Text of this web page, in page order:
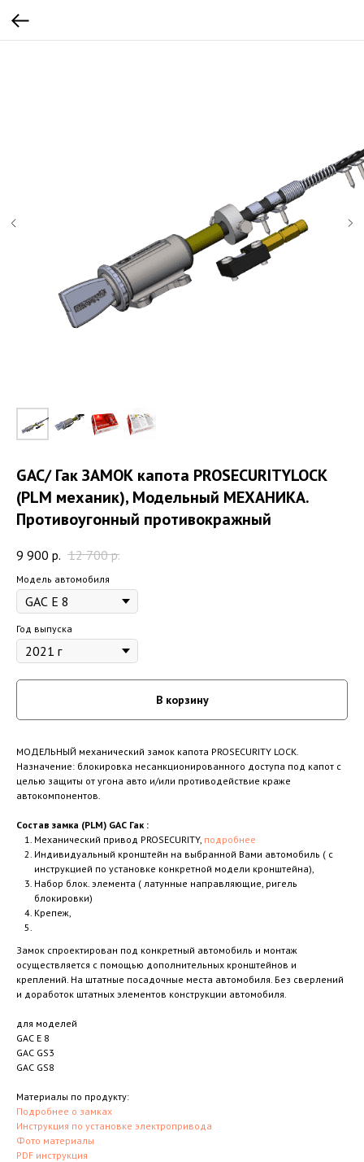
GAC/ Гак ЗАМОК капота PROSECURITYLOCK
(PLM механик), Модельный МЕХАНИКА.
Противоугонный противокражный
9 900 р. 12 700 р.
Модель автомобиля
Год выпуска
В корзину
МОДЕЛЬНЫЙ механический замок капота PROSECURITY LOCK.
Назначение: блокировка несанкционированного доступа под капот с
целью защиты от угона авто и/или противодействие краже
автокомпонентов.
Состав замка (PLM) GAC Гак :
Механический привод PROSECURITY, подробнее
Индивидуальный кронштейн на выбранной Вами автомобиль ( с
инструкцией по установке конкретной модели кронштейна),
Набор блок. элемента ( латунные направляющие, ригель
блокировки)
Крепеж,
Замок спроектирован под конкретный автомобиль и монтаж
осуществляется с помощью дополнительных кронштейнов и
креплений. На штатные посадочные места автомобиля. Без сверлений
и доработок штатных элементов конструкции автомобиля.
для моделей
GAC E 8
GAC GS3
GAC GS8
Материалы по продукту:
Подробнее о замках
Инструкция по установке электропривода
Фото материалы
PDF инструкция